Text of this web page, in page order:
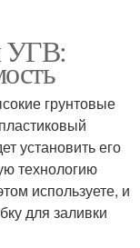
УГВ:
грунтовые
установить его
технологию
используете, и
для заливки